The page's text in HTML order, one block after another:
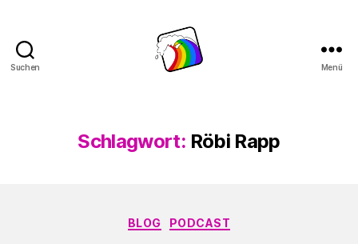
Suchen Menü
Schlagwort: Röbi Rapp
Kategorien
BLOG PODCAST